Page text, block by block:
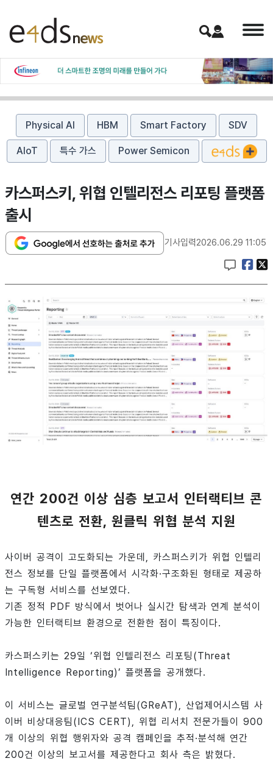
Physical AI HBM Smart Factory SDV
AIoT 특수 가스 Power Semicon
카스퍼스키, 위협 인텔리전스 리포팅 플랫폼
출시
기사입력2026.06.29 11:05
연간 200건 이상 심층 보고서 인터랙티브 콘
텐츠로 전환, 원클릭 위협 분석 지원
사이버 공격이 고도화되는 가운데, 카스퍼스키가 위협 인텔리
전스 정보를 단일 플랫폼에서 시각화·구조화된 형태로 제공하
는 구독형 서비스를 선보였다.
기존 정적 PDF 방식에서 벗어나 실시간 탐색과 연계 분석이
가능한 인터랙티브 환경으로 전환한 점이 특징이다.
카스퍼스키는 29일 ‘위협 인텔리전스 리포팅(Threat
Intelligence Reporting)’ 플랫폼을 공개했다.
이 서비스는 글로벌 연구분석팀(GReAT), 산업제어시스템 사
이버 비상대응팀(ICS CERT), 위협 리서치 전문가들이 900
개 이상의 위협 행위자와 공격 캠페인을 추적·분석해 연간
200건 이상의 보고서를 제공한다고 회사 측은 밝혔다.